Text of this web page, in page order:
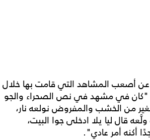
أصعب المشاهد التي قامت بها خلال
"كان في مشهد في نص الصحراء والجو
من الخشب والمفروض نولعه نار،
قال ليا يلا ادخلى جوا البيت،
أكنه أمر عادي".